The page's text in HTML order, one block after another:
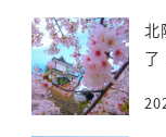
北
了